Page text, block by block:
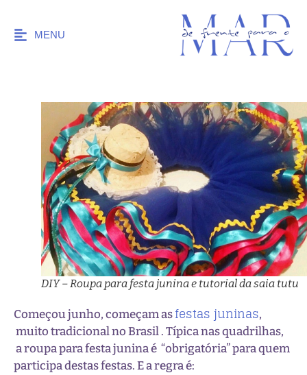
MENU
DIY – Roupa para festa junina e tutorial da saia tutu
Começou junho, começam asfestas juninas,
muito tradicional no Brasil . Típica nas quadrilhas,
a roupa para festa junina é “obrigatória” para quem
participa destas festas. E a regra é: